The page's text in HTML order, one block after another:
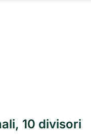
10 divisori